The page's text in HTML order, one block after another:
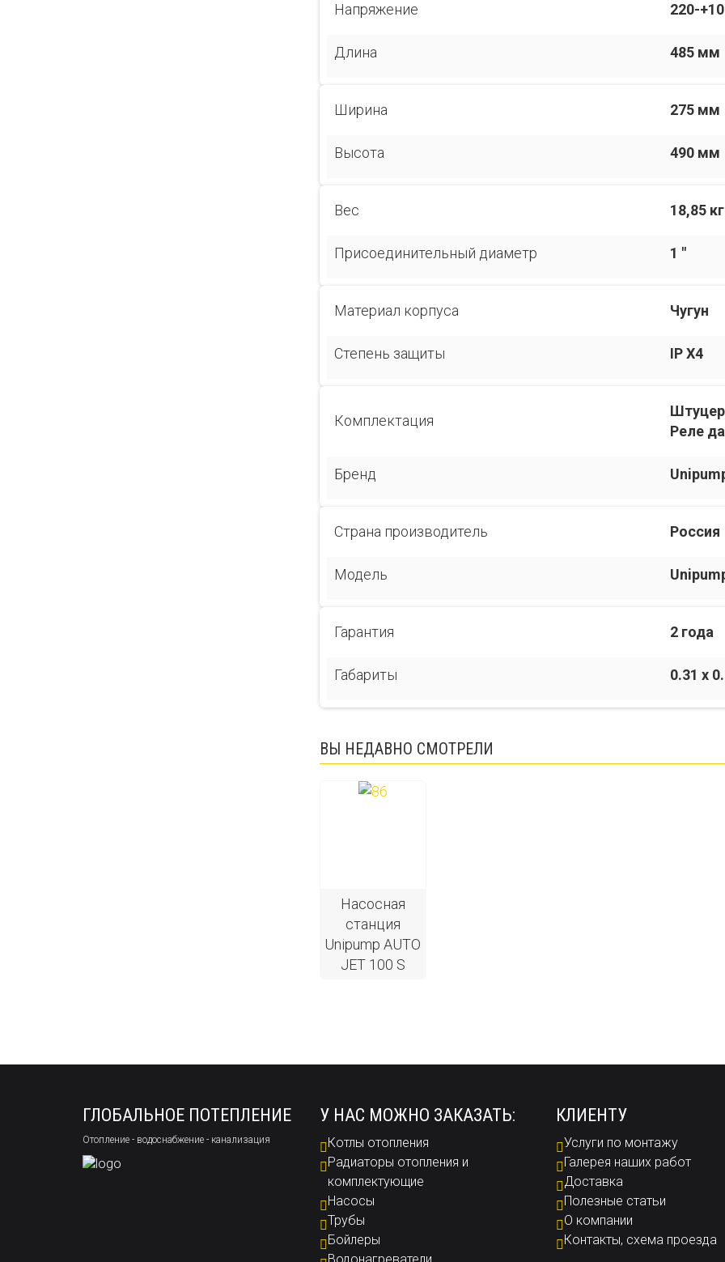
Напряжение 220-
Длина 485 мм
Ширина 275 мм
Высота 490 мм
Вес 18,85 кг
Присоединительный диаметр 1 "
Материал корпуса Чугун
Степень защиты IP Х4
Комплектация
Реле
Бренд
Страна производитель Россия
Модель
Гарантия 2 года
Габариты 0.31 x
ВЫ НЕДАВНО СМОТРЕЛИ
Насосная
станция
Unipump AUTO
JET 100 S
ГЛОБАЛЬНОЕ ПОТЕПЛЕНИЕ
Отопление - водоснабжение - канализация
У НАС МОЖНО ЗАКАЗАТЬ:
Котлы отопления
Радиаторы отопления и
комплектующие
Насосы
Трубы
Бойлеры
КЛИЕНТУ
Услуги по монтажу
Галерея наших работ
Доставка
Полезные статьи
О компании
Контакты, схема проезда